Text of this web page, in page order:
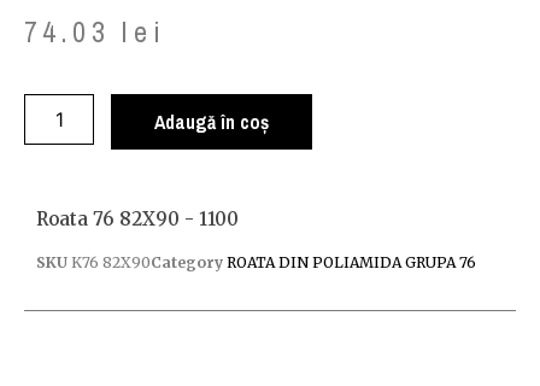
74.03 lei
Adaugă în coș
Roata 76 82X90 - 1100
SKU K76 82X90Category ROATA DIN POLIAMIDA GRUPA 76